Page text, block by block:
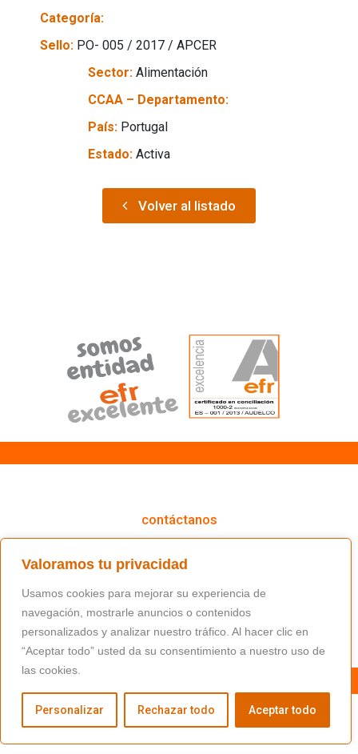
Valoramos tu privacidad
Usamos cookies para mejorar su experiencia de
navegación, mostrarle anuncios o contenidos
personalizados y analizar nuestro tráfico. Al hacer clic en
“Aceptar todo” usted da su consentimiento a nuestro uso de
las cookies.
Personalizar Rechazar todo Aceptar todo
Categoría:
Sello: PO- 005 / 2017 / APCER
Sector: Alimentación
CCAA – Departamento:
País: Portugal
Estado: Activa
Volver al listado
contáctanos
(+34) 91 766 98 56 / fundacion@masfamilia.org
síguenos en nuestras redes sociales